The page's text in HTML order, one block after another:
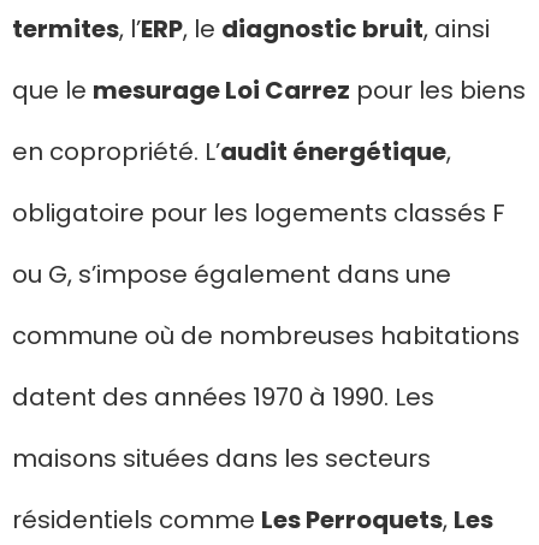
termites, l’ERP, le diagnostic bruit, ainsi
que le mesurage Loi Carrez pour les biens
en copropriété. L’audit énergétique,
obligatoire pour les logements classés F
ou G, s’impose également dans une
commune où de nombreuses habitations
datent des années 1970 à 1990. Les
maisons situées dans les secteurs
résidentiels comme Les Perroquets, Les